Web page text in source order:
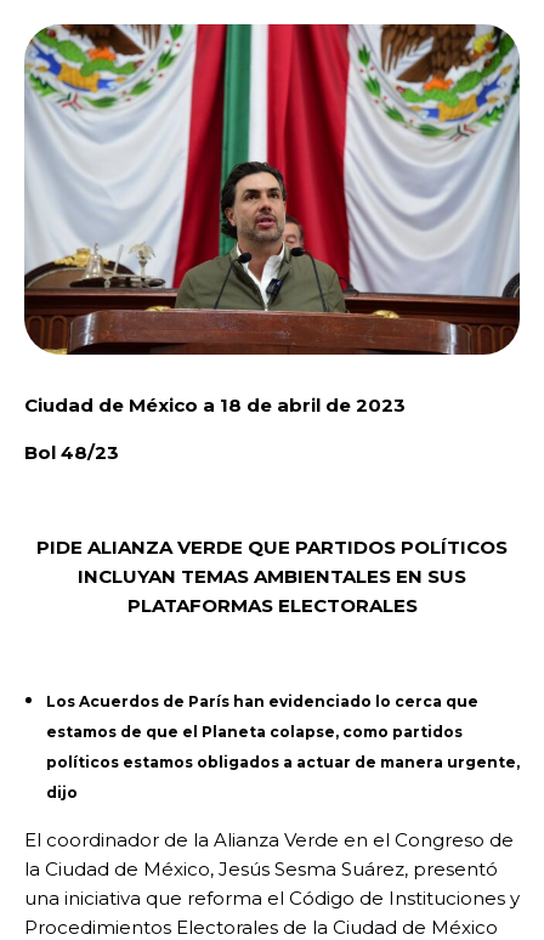
Ciudad de México a 18 de abril de 2023
Bol 48/23
PIDE ALIANZA VERDE QUE PARTIDOS POLÍTICOS
INCLUYAN TEMAS AMBIENTALES EN SUS
PLATAFORMAS ELECTORALES
Los Acuerdos de París han evidenciado lo cerca que
estamos de que el Planeta colapse, como partidos
políticos estamos obligados a actuar de manera urgente,
dijo
El coordinador de la Alianza Verde en el Congreso de
la Ciudad de México, Jesús Sesma Suárez, presentó
una iniciativa que reforma el Código de Instituciones y
Procedimientos Electorales de la Ciudad de México